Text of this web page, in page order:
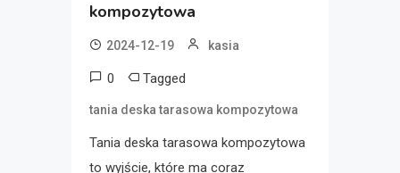
kompozytowa
2024-12-19 kasia
0 Tagged
tania deska tarasowa kompozytowa
Tania deska tarasowa kompozytowa
to wyjście, które ma coraz